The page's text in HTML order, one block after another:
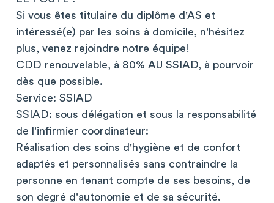
Si vous êtes titulaire du diplôme d'AS et
intéressé(e) par les soins à domicile, n'hésitez
plus, venez rejoindre notre équipe!
CDD renouvelable, à 80% AU SSIAD, à pourvoir
dès que possible.
Service: SSIAD
SSIAD: sous délégation et sous la responsabilité
de l'infirmier coordinateur:
Réalisation des soins d'hygiène et de confort
adaptés et personnalisés sans contraindre la
personne en tenant compte de ses besoins, de
son degré d'autonomie et de sa sécurité.